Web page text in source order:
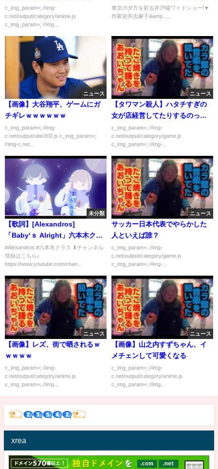
c_img_param=; //img-
c.net/output/category/anime.js
c_img_param=; //img...
ー 2020年5月21日
東京の夕方を彩る井戸端ワイドショー!▼
作家岩井志麻子&amp......
ニュース
【画像】大谷翔平、ゲームにガ
チギレｗｗｗｗｗｗ
c_img_param=; //img-
c.net/output/site/202.js c_img_param=;
//img-c.net...
ニュース
【タワマン殺人】ハタチすぎの
女が店経営してたりするのって
謎すぎないか？
c_img_param=; //img-
c.net/output/category/game.js
c_img_param=; //img-...
未分類
【歌詞】[Alexandros]
「Baby‘ｓ Alright」六本木クラ
ス 主題歌 cover by double
#Alexandros #六本木クラス ⬇︎チャンネル
登録はこちら♪
https://www.youtube.com/chan...
ニュース
サッカー日本代表でやらかした
人といえば誰？
c_img_param=; //img-
c.net/output/category/game.js
c_img_param=; //img-...
ニュース
【画像】レズ、街で晒されるｗ
ｗｗｗｗ
c_img_param=; //img-
c.net/output/category/anime.js
c_img_param=; //img...
ニュース
【画像】山之内すずちゃん、イ
メチェンして可愛くなる
c_img_param=; //img-
c.net/output/category/anime.js
c_img_param=; //img...
xrea